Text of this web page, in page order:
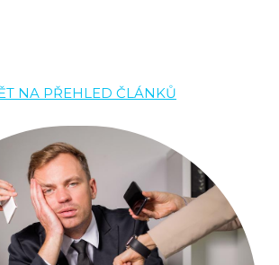
NA PŘEHLED ČLÁNKŮ